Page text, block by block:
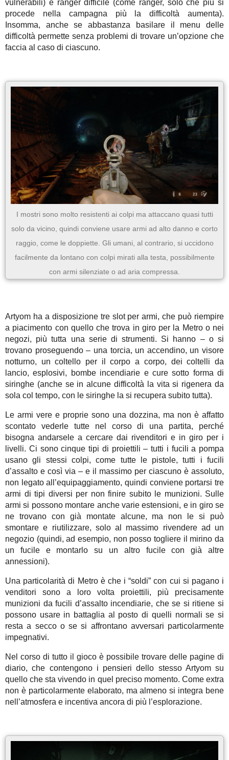
vulnerabili) e ranger difficile (come ranger, solo che più si
procede nella campagna più la difficoltà aumenta).
Insomma, anche se abbastanza basilare il menu delle
difficoltà permette senza problemi di trovare un’opzione che
faccia al caso di ciascuno.
I mostri sono molto resistenti ai colpi ma attaccano quasi tutti
solo da vicino, quindi conviene usare armi ad alto danno e corto
raggio, come le doppiette. Gli umani, al contrario, si uccidono
facilmente da lontano con colpi mirati alla testa, possibilmente
con armi silenziate o ad aria compressa.
Artyom ha a disposizione tre slot per armi, che può riempire
a piacimento con quello che trova in giro per la Metro o nei
negozi, più tutta una serie di strumenti. Si hanno – o si
trovano proseguendo – una torcia, un accendino, un visore
notturno, un coltello per il corpo a corpo, dei coltelli da
lancio, esplosivi, bombe incendiarie e cure sotto forma di
siringhe (anche se in alcune difficoltà la vita si rigenera da
sola col tempo, con le siringhe la si recupera subito tutta).
Le armi vere e proprie sono una dozzina, ma non è affatto
scontato vederle tutte nel corso di una partita, perché
bisogna andarsele a cercare dai rivenditori e in giro per i
livelli. Ci sono cinque tipi di proiettili – tutti i fucili a pompa
usano gli stessi colpi, come tutte le pistole, tutti i fucili
d’assalto e così via – e il massimo per ciascuno è assoluto,
non legato all’equipaggiamento, quindi conviene portarsi tre
armi di tipi diversi per non finire subito le munizioni. Sulle
armi si possono montare anche varie estensioni, e in giro se
ne trovano con già montate alcune, ma non le si può
smontare e riutilizzare, solo al massimo rivendere ad un
negozio (quindi, ad esempio, non posso togliere il mirino da
un fucile e montarlo su un altro fucile con già altre
annessioni).
Una particolarità di Metro è che i “soldi” con cui si pagano i
venditori sono a loro volta proiettili, più precisamente
munizioni da fucili d’assalto incendiarie, che se si ritiene si
possono usare in battaglia al posto di quelli normali se si
resta a secco o se si affrontano avversari particolarmente
impegnativi.
Nel corso di tutto il gioco è possibile trovare delle pagine di
diario, che contengono i pensieri dello stesso Artyom su
quello che sta vivendo in quel preciso momento. Come extra
non è particolarmente elaborato, ma almeno si integra bene
nell’atmosfera e incentiva ancora di più l’esplorazione.